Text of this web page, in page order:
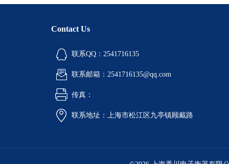
Contact Us
联系QQ：2541716135
联系邮箱：2541716135@qq.com
传真：
联系地址：上海市松江区九亭镇顾戴路